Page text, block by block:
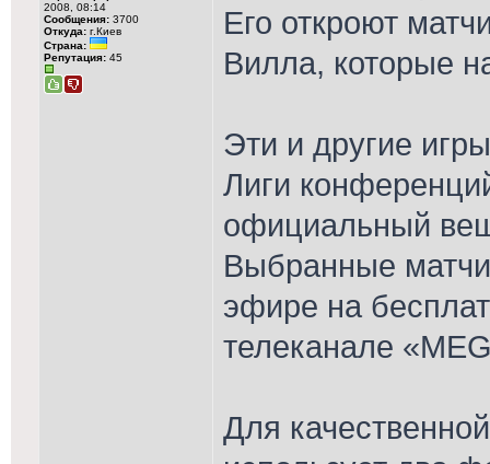
2008, 08:14
Сообщения: 3700
Откуда: г.Киев
Страна:
Репутация: 45
Его откроют
Вилла, которые
Эти и другие
Лиги
официальный
Выбранные
эфире на
телеканале
Для